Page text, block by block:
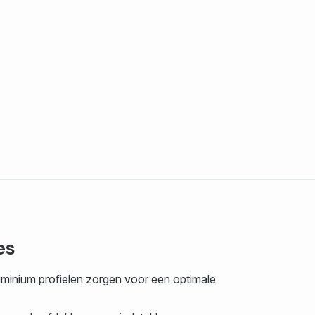
profielen zorgen voor een optimale